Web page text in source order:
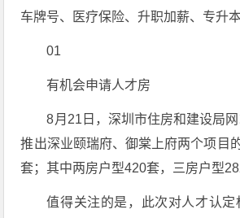
车牌号、医疗保险、升职加薪、专升
01
有机会申请人才房
8月21日，深圳市住房和建设局网
推出深业颐瑞府、御棠上府两个项目
套；其中两房户型420套，三房户型
值得关注的是，此次对人才认